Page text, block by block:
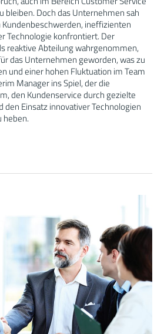
Doch das Unternehmen sah
ineffizienten
Technologie konfrontiert. Der
reaktive Abteilung wahrgenommen,
das Unternehmen geworden, was zu
und einer hohen Fluktuation im Team
Manager ins Spiel, der die
den Kundenservice durch gezielte
Einsatz innovativer Technologien
heben.